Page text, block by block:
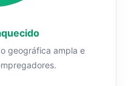
geográfica ampla e